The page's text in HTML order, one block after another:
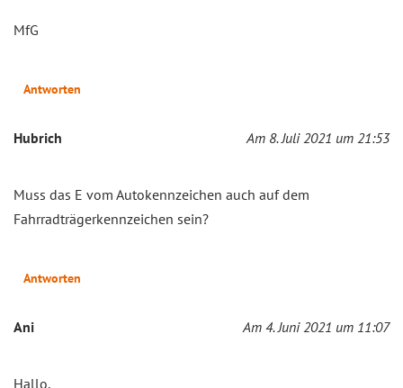
MfG
Antworten
Hubrich Am 8. Juli 2021 um 21:53
Muss das E vom Autokennzeichen auch auf dem
Fahrradträgerkennzeichen sein?
Antworten
Ani Am 4. Juni 2021 um 11:07
Hallo,